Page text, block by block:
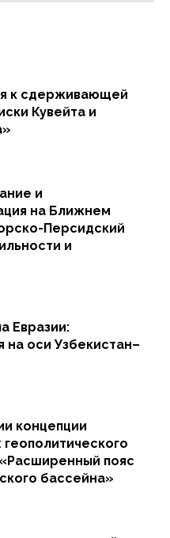
к сдерживающей
Кувейта и
и
на Ближнем
Персидский
и
Евразии:
на оси Узбекистан–
концепции
пояс
бассейна»